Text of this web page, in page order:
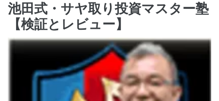
池田式・サヤ取り投資マスター塾
【検証とレビュー】